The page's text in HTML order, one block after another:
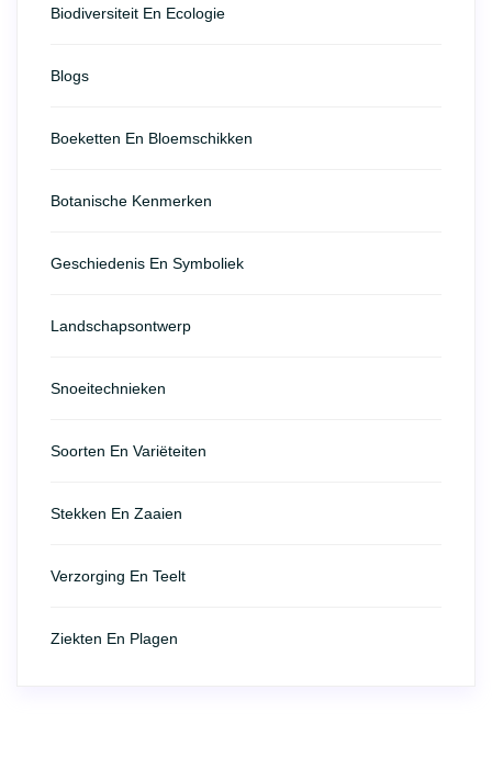
Biodiversiteit En Ecologie
Blogs
Boeketten En Bloemschikken
Botanische Kenmerken
Geschiedenis En Symboliek
Landschapsontwerp
Snoeitechnieken
Soorten En Variëteiten
Stekken En Zaaien
Verzorging En Teelt
Ziekten En Plagen